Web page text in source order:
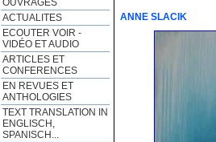
OUVRAGES
ACTUALITES
ECOUTER VOIR -
VIDÉO ET AUDIO
ARTICLES ET
CONFERENCES
EN REVUES ET
ANTHOLOGIES
TEXT TRANSLATION IN
ENGLISCH,
SPANISCH...
ANNE SLACIK